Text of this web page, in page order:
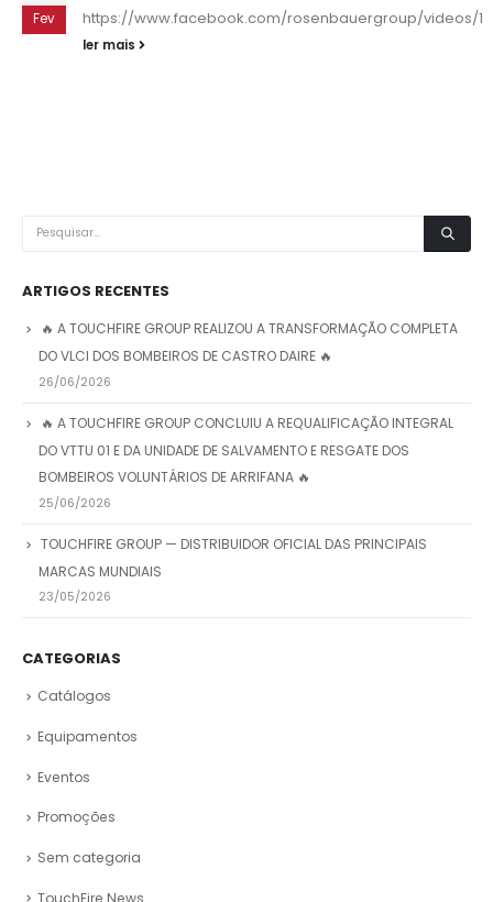
Fev https://www.facebook.com/rosenbauergroup/videos/
ler mais
ARTIGOS RECENTES
🔥 A TOUCHFIRE GROUP REALIZOU A TRANSFORMAÇÃO COMPLETA
DO VLCI DOS BOMBEIROS DE CASTRO DAIRE 🔥
26/06/2026
🔥 A TOUCHFIRE GROUP CONCLUIU A REQUALIFICAÇÃO INTEGRAL
DO VTTU 01 E DA UNIDADE DE SALVAMENTO E RESGATE DOS
BOMBEIROS VOLUNTÁRIOS DE ARRIFANA 🔥
25/06/2026
TOUCHFIRE GROUP — DISTRIBUIDOR OFICIAL DAS PRINCIPAIS
MARCAS MUNDIAIS
23/05/2026
CATEGORIAS
Catálogos
Equipamentos
Eventos
Promoções
Sem categoria
TouchFire News